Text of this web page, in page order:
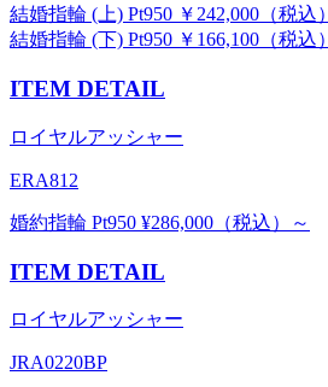
結婚指輪 (上) Pt950 ￥242,000（税込）
結婚指輪 (下) Pt950 ￥166,100（税込）
ITEM DETAIL
ロイヤルアッシャー
ERA812
婚約指輪 Pt950 ¥286,000（税込）～
ITEM DETAIL
ロイヤルアッシャー
JRA0220BP